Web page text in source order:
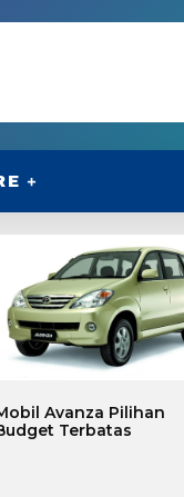
Avanza Pilihan
Terbatas